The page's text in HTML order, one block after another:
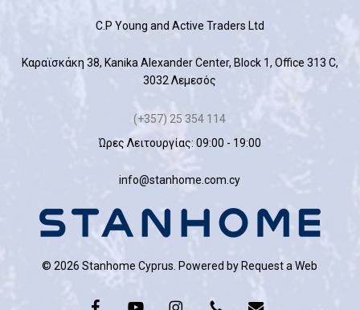
C.P Young and Active Traders Ltd
Καραϊσκάκη 38, Kanika Alexander Center, Block 1, Office 313 C,
3032 Λεμεσός
(+357) 25 354 114
Ώρες Λειτουργίας: 09:00 - 19:00
info@stanhome.com.cy
© 2026 Stanhome Cyprus. Powered by Request a Web
facebookyoutube instagramphone email